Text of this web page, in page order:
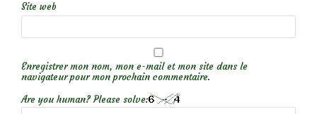
Site web
Enregistrer mon nom, mon e-mail et mon site dans le
navigateur pour mon prochain commentaire.
Are you human? Please solve: